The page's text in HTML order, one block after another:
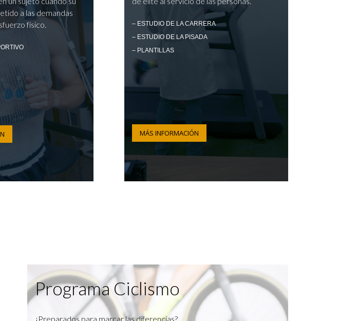
a las demandas
físico.
– ESTUDIO DE LA CARRERA
– ESTUDIO DE LA PISADA
– PLANTILLAS
MÁS INFORMACIÓN
Programa Ciclismo
¿Preparados para marcar las diferencias?